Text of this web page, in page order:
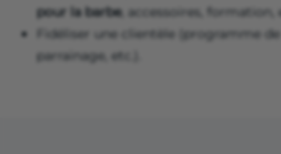
pour la barbe, accessoires, formation,
Fidéliser une clientèle (programme
parrainage, etc.).